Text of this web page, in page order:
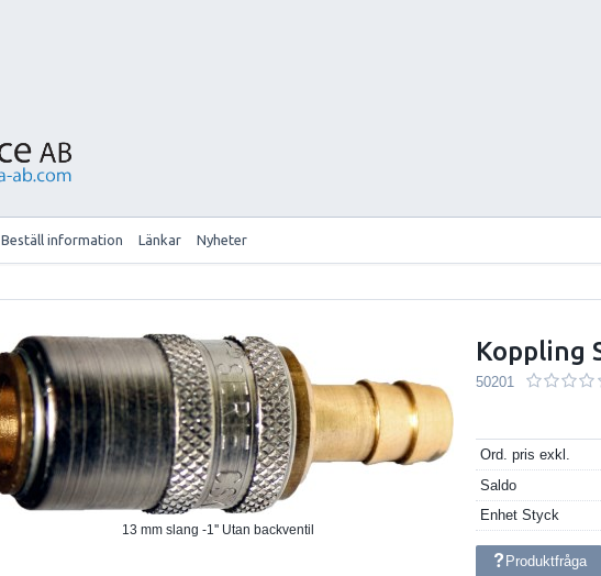
Beställ information Länkar Nyheter
13 mm slang -1'' Utan backventil
Koppling
50201
Ord. pris exkl.
Saldo
EnhetStyck
Produktfråga